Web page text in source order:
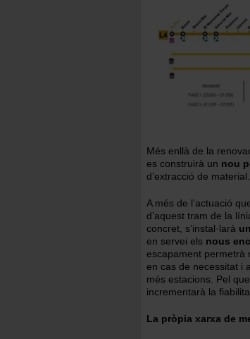
Més enllà de la
es construirà un nou
d’extracció de material.
A més de l’actuació
d’aquest tram de la
concret, s’instal·larà
en servei els nous
escapament permetrà
en cas de necessitat i
més estacions. Pel
incrementarà la
La pròpia xarxa de